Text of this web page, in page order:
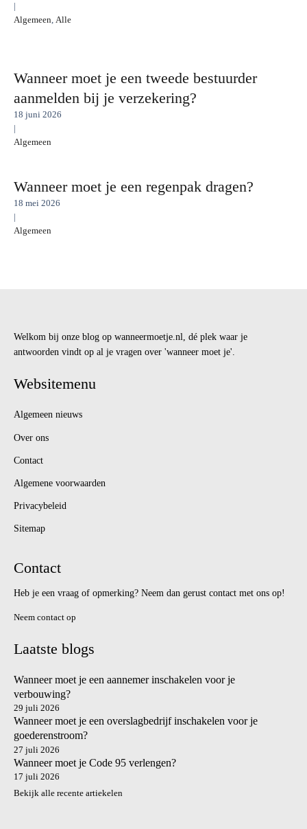
|
Algemeen, Alle
Wanneer moet je een tweede bestuurder
aanmelden bij je verzekering?
18 juni 2026
|
Algemeen
Wanneer moet je een regenpak dragen?
18 mei 2026
|
Algemeen
Welkom bij onze blog op wanneermoetje.nl, dé plek waar je
antwoorden vindt op al je vragen over 'wanneer moet je'.
Websitemenu
Algemeen nieuws
Over ons
Contact
Algemene voorwaarden
Privacybeleid
Sitemap
Contact
Heb je een vraag of opmerking? Neem dan gerust contact met ons op!
Neem contact op
Laatste blogs
Wanneer moet je een aannemer inschakelen voor je
verbouwing?
29 juli 2026
Wanneer moet je een overslagbedrijf inschakelen voor je
goederenstroom?
27 juli 2026
Wanneer moet je Code 95 verlengen?
17 juli 2026
Bekijk alle recente artiekelen